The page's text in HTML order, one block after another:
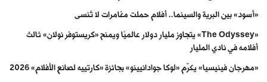
«أسود» بين البرية والسينما.. أفلام حملت مغامرات لا تُنسى
«The Odyssey» يتجاوز مليار دولار عالميًا ويمنح «كريستوفر نولان» ثالث
أفلامه في نادي المليار
«مهرجان فينيسيا» يكرّم «لوكا جوادانيينو» بجائزة «كارتييه لصانع الأفلام» 2026